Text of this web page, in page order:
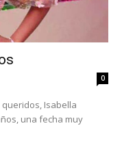
0
Isabella
una fecha muy